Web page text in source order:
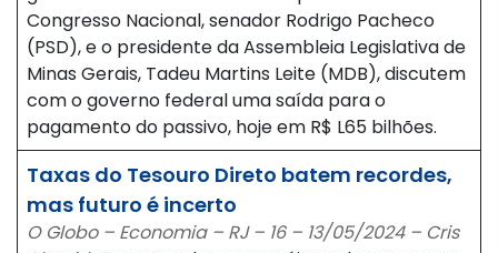
Congresso Nacional, senador Rodrigo Pacheco
(PSD), e o presidente da Assembleia Legislativa de
Minas Gerais, Tadeu Martins Leite (MDB), discutem
com o governo federal uma saída para o
pagamento do passivo, hoje em R$ L65 bilhões.
Taxas do Tesouro Direto batem recordes,
mas futuro é incerto
O Globo – Economia – RJ – 16 – 13/05/2024 – Cris